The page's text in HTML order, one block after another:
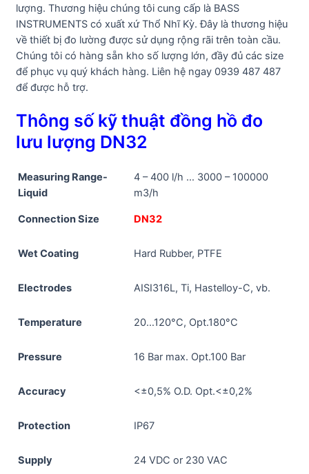
lượng. Thương hiệu chúng tôi cung cấp là BASS
INSTRUMENTS có xuất xứ Thổ Nhĩ Kỳ. Đây là thương hiệu
về thiết bị đo lường được sử dụng rộng rãi trên toàn cầu.
Chúng tôi có hàng sẵn kho số lượng lớn, đầy đủ các size
để phục vụ quý khách hàng. Liên hệ ngay 0939 487 487
để được hỗ trợ.
Thông số kỹ thuật đồng hồ đo
lưu lượng DN32
Measuring Range-
Liquid​
4 – 400 l/h … 3000 – 100000
m3/h
Connection Size DN32
Wet Coating​ Hard Rubber, PTFE
Electrodes AISI316L, Ti, Hastelloy-C, vb.
Temperature 20…120°C, Opt.180°C
Pressure 16 Bar max. Opt.100 Bar
Accuracy <±0,5% O.D. Opt.<±0,2%
Protection IP67
Supply 24 VDC or 230 VAC